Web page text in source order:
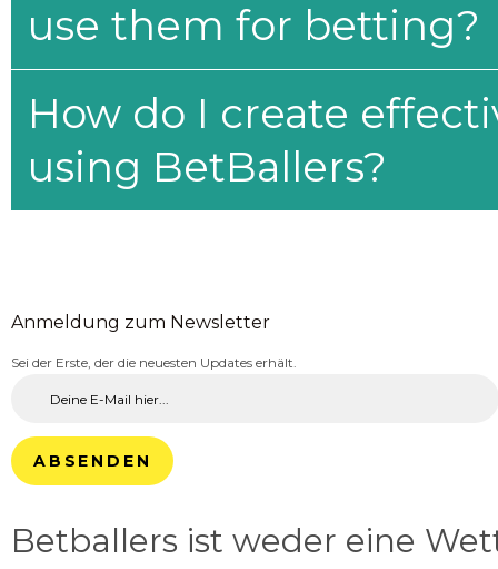
use them for betting?
How do I create
using BetBallers?
Anmeldung zum Newsletter
Sei der Erste, der die neuesten Updates erhält.
ABSENDEN
Betballers ist weder eine